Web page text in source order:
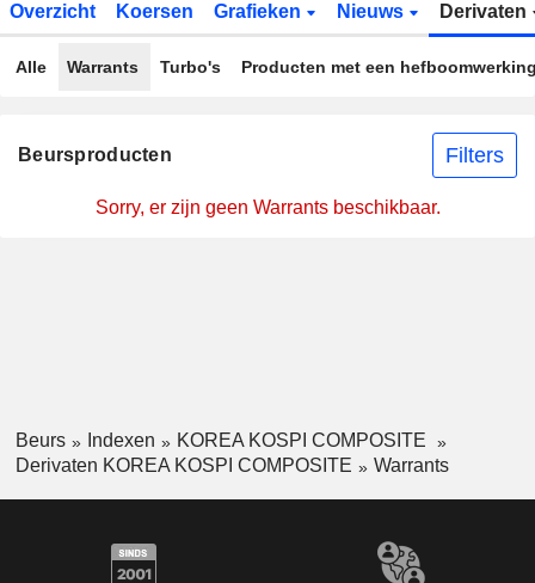
Overzicht Koersen Grafieken Nieuws Derivaten
Alle Warrants Turbo's Producten met een
Beursproducten Filters
Sorry, er zijn geen Warrants beschikbaar.
Beurs Indexen
KOREA KOSPI COMPOSITE
Derivaten KOREA KOSPI COMPOSITE
Warrants